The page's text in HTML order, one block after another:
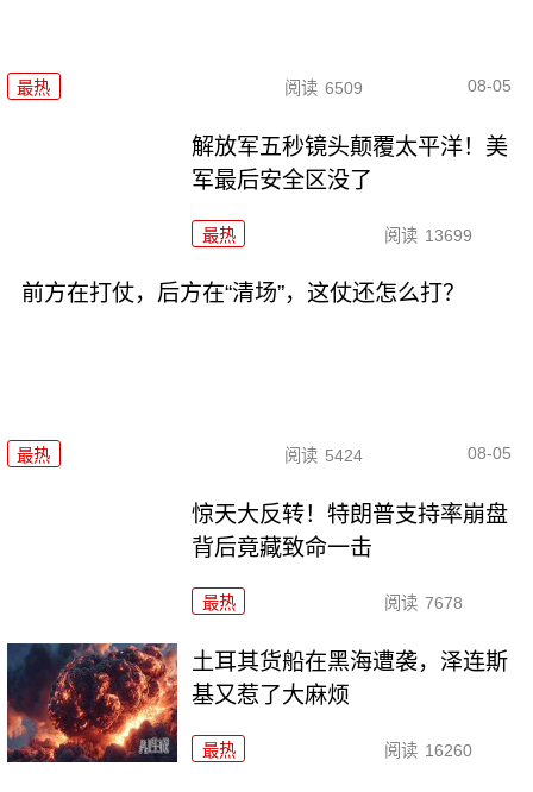
最热 阅读 6509 08-05
解放军五秒镜头颠覆太平洋！美
军最后安全区没了
最热 阅读 13699
前方在打仗，后方在“清场”，这仗还怎么打？
最热 阅读 5424 08-05
惊天大反转！特朗普支持率崩盘
背后竟藏致命一击
最热 阅读 7678
土耳其货船在黑海遭袭，泽连斯
基又惹了大麻烦
最热 阅读 16260